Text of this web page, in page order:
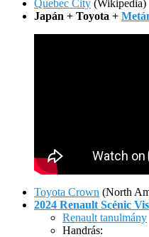
Quebec City (Wikipedia)
Japán + Toyota +
Toyota Crown (North
2024 Renault Scénic
Renault tanulmány
Handrás: